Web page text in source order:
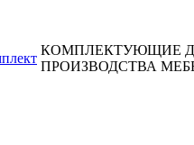
КОМПЛЕКТУЮЩИЕ
ПРОИЗВОДСТВА